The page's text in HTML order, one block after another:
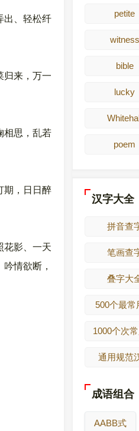
、轻松纤
来，万一
相思，乱若
期，日日醉
影、一天
情欲断，
petite
witness
bible
lucky
poem
汉字大全
拼音查
笔画查
叠字大
500个最常
1000个次
通用规范
成语组合
AABB式